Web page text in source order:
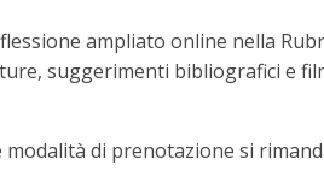
ampliato online nella
suggerimenti bibliografici e
di prenotazione si